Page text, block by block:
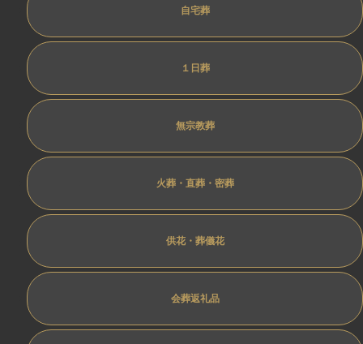
自宅葬
１日葬
無宗教葬
火葬・直葬・密葬
供花・葬儀花
会葬返礼品